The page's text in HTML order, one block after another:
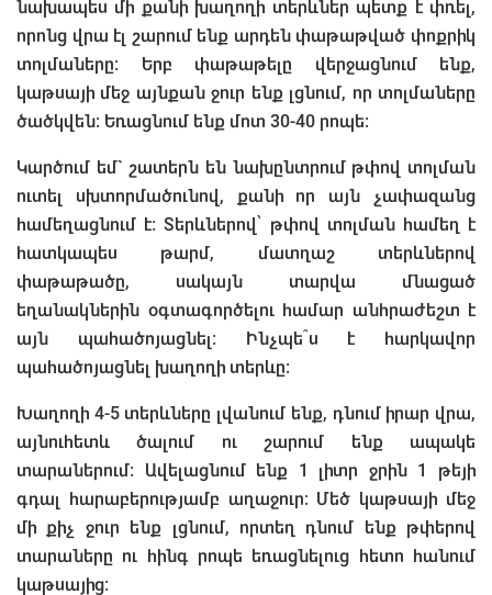
նախապես մի քանի խաղողի տերևներ պետք է փռել,
որոնց վրա էլ շարում ենք արդեն փաթաթված փոքրիկ
տոլմաները: Երբ փաթաթելը վերջացնում ենք,
կաթսայի մեջ այնքան ջուր ենք լցնում, որ տոլմաները
ծածկվեն: Եռացնում ենք մոտ 30-40 րոպե։
Կարծում եմ` շատերն են նախընտրում թփով տոլման
ուտել սխտորմածունով, քանի որ այն չափազանց
համեղացնում է։ Տերևներով՝ թփով տոլման համեղ է
հատկապես թարմ, մատղաշ տերևներով
փաթաթածը, սակայն տարվա մնացած
եղանակներին օգտագործելու համար անհրաժեշտ է
այն պահածոյացնել։ Ինչպե՞ս է հարկավոր
պահածոյացնել խաղողի տերևը:
Խաղողի 4-5 տերևները լվանում ենք, դնում իրար վրա,
այնուհետև ծալում ու շարում ենք ապակե
տարաներում: Ավելացնում ենք 1 լիտր ջրին 1 թեյի
գդալ հարաբերությամբ աղաջուր։ Մեծ կաթսայի մեջ
մի քիչ ջուր ենք լցնում, որտեղ դնում ենք թփերով
տարաները ու հինգ րոպե եռացնելուց հետո հանում
կաթսայից: